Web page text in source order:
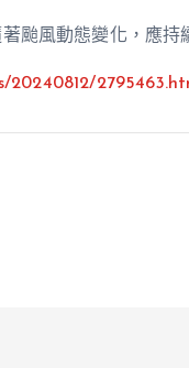
颱風動態變化，應持